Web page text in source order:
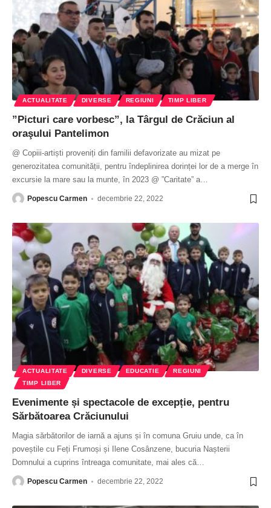
ACTUALITATE DIVERSE REGIUNI TIMP LIBER
”Picturi care vorbesc”, la Târgul de Crăciun al
oraşului Pantelimon
@ Copiii-artiști proveniți din familii defavorizate au mizat pe
generozitatea comunității, pentru îndeplinirea dorinței lor de a merge în
excursie la mare sau la munte, în 2023 @ ”Caritate” a…
Popescu Carmen decembrie 22, 2022
ACTUALITATE DIVERSE EDUCATIE
REGIUNI
TIMP LIBER
Evenimente și spectacole de excepție, pentru
Sărbătoarea Crăciunului
Magia sărbătorilor de iarnă a ajuns și în comuna Gruiu unde, ca în
poveștile cu Feți Frumoși și Ilene Cosânzene, bucuria Nașterii
Domnului a cuprins întreaga comunitate, mai ales că…
Popescu Carmen decembrie 22, 2022